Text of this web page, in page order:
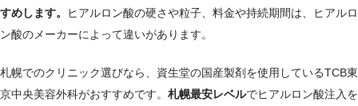
すめします。
ヒアルロン酸の硬さや粒子、料金や持続期間は、ヒアルロ
ン酸のメーカーによって違いがあります。
札幌でのクリニック選びなら、資生堂の国産製剤を使用しているTCB東
京中央美容外科がおすすめです。 札幌最安レベルでヒアルロン酸注入を